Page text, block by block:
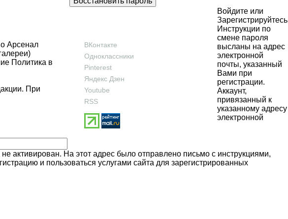
Арсенал
Политика в
При
ВКонтакте
Одноклассники
Pinterest
Яндекс Дзен
Youtube
RSS
Войдите или
Зарегистрируйтесь
Инструкции по
смене пароля
высланы на адрес
электронной
почты, указанный
Вами при
регистрации.
Аккаунт,
привязанный к
указанному адресу
электронной
не активирован. На этот адрес было отправлено письмо с инструкциями,
и пользоваться услугами сайта для зарегистрированных